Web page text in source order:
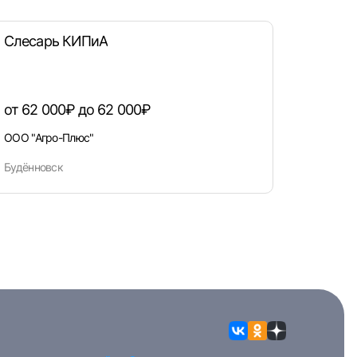
Слесарь КИПиА
от 62 000₽ до 62 000₽
ООО "Агро-Плюс"
Будённовск